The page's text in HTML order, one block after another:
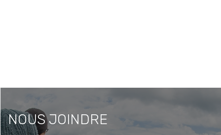
NOUS JOINDRE